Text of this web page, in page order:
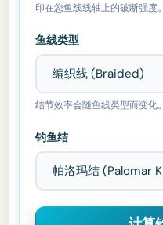
印在您鱼线线轴上的破断强度。
鱼线类型
结节效率会随鱼线类型而变化。
钓鱼结